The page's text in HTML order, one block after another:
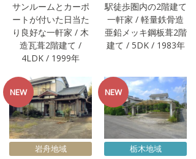
サンルームとカーポ
ートが付いた日当た
り良好な一軒家 / 木
造瓦葺2階建て /
4LDK / 1999年
駅徒歩圏内の2階建て
一軒家 / 軽量鉄骨造
亜鉛メッキ鋼板葺2階
建て / 5DK / 1983年
岩舟地域 栃木地域